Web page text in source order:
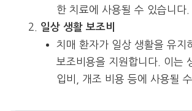
한 치료에 사용될 수 있습니다.
일상 생활 보조비
치매 환자가 일상 생활을 유지
보조비용을 지원합니다. 이는
입비, 개조 비용 등에 사용될